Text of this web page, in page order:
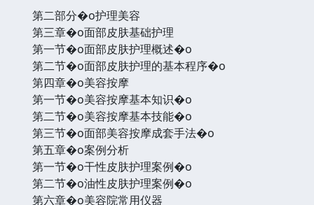
第二部分�o护理美容
第三章�o面部皮肤基础护理
第一节�o面部皮肤护理概述�o
第二节�o面部皮肤护理的基本程序�o
第四章�o美容按摩
第一节�o美容按摩基本知识�o
第二节�o美容按摩基本技能�o
第三节�o面部美容按摩成套手法�o
第五章�o案例分析
第一节�o干性皮肤护理案例�o
第二节�o油性皮肤护理案例�o
第六章�o美容院常用仪器